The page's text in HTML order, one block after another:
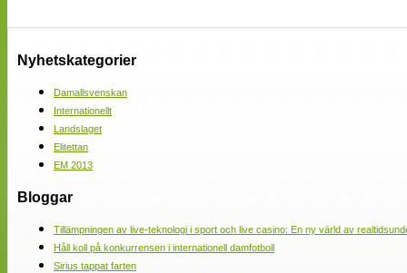
Nyhetskategorier
Damallsvenskan
Internationellt
Landslaget
Elitettan
EM 2013
Bloggar
Tillämpningen av live-teknologi i sport och live casino: En ny värld av
Håll koll på konkurrensen i internationell damfotboll
Sirius tappat farten